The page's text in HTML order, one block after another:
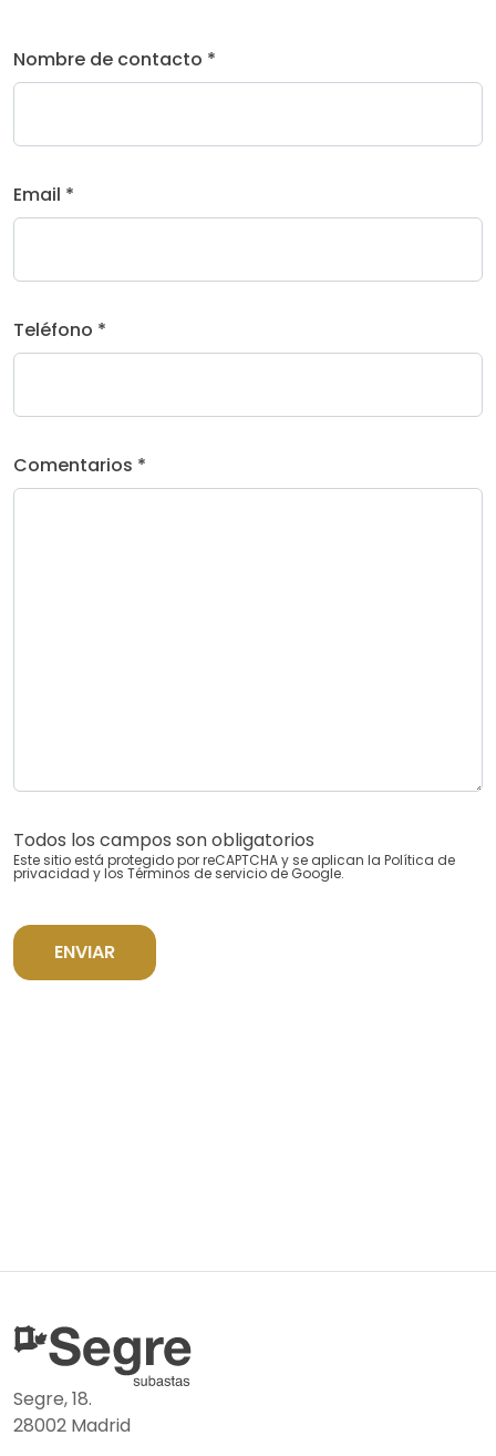
Nombre de contacto *
Email *
Teléfono *
Comentarios *
Todos los campos son obligatorios
Este sitio está protegido por reCAPTCHA y se aplican la Política de
privacidad y los Términos de servicio de Google.
ENVIAR
Segre, 18.
28002 Madrid